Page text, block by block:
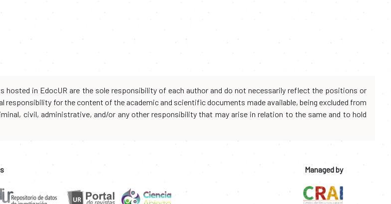
hosted in EdocUR are the sole responsibility of each author and do not necessarily reflect the positions or
for the content of the academic and scientific documents made available, being excluded from
civil, administrative, and/or any other responsibility that may arise in relation to the same and to hold
Managed by